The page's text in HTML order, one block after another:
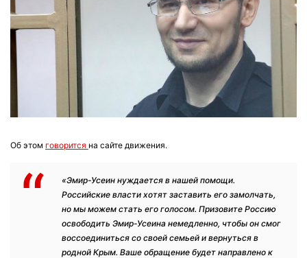
Об этом говорится на сайте движения.
«Эмир-Усеин нуждается в нашей помощи.
Российские власти хотят заставить его замолчать,
но мы можем стать его голосом. Призовите Россию
освободить Эмир-Усеина немедленно, чтобы он смог
воссоединиться со своей семьей и вернуться в
родной Крым. Ваше обращение будет направлено к